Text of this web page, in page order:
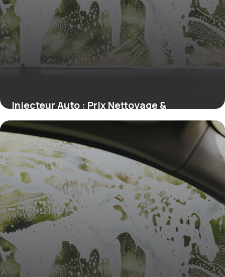
Injecteur Auto : Prix Nettoyage &
Remplacement
10 juillet 2026